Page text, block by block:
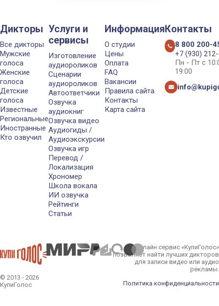
Дикторы
Все дикторы
Мужские
голоса
Женские
голоса
Детские
голоса
Известные
Региональные
Иностранные
Кто озвучил
Услуги и
сервисы
Изготовление
аудиороликов
Сценарии
аудиороликов
Автоответчики
Озвучка
аудиокниг
Озвучка видео
Аудиогиды /
Аудиоэкскурсии
Озвучка игр
Перевод /
Локализация
Хрономер
Школа вокала
ИИ озвучка
Рейтинги
Статьи
Информация
О студии
Цены
Оплата
FAQ
Вакансии
Правила сайта
Контакты
Карта сайта
Контакты
8 800 200-
+7 (930)
Пн - Пт с
19:00
© 2013 - 2026
КупиГолос
Онлайн сервис «КупиГолос»
позволяет найти лучших дикторов
для записи видео или аудио
рекламы.
Политика конфиденциальности